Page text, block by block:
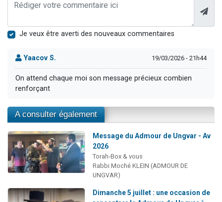
Je veux être averti des nouveaux commentaires
Yaacov S. 19/03/2026 - 21h44
On attend chaque moi son message précieux combien
renforçant
A consulter également
Message du Admour de Ungvar - Av
2026
Torah-Box & vous
Rabbi Moché KLEIN (ADMOUR DE
UNGVAR)
Dimanche 5 juillet : une occasion de